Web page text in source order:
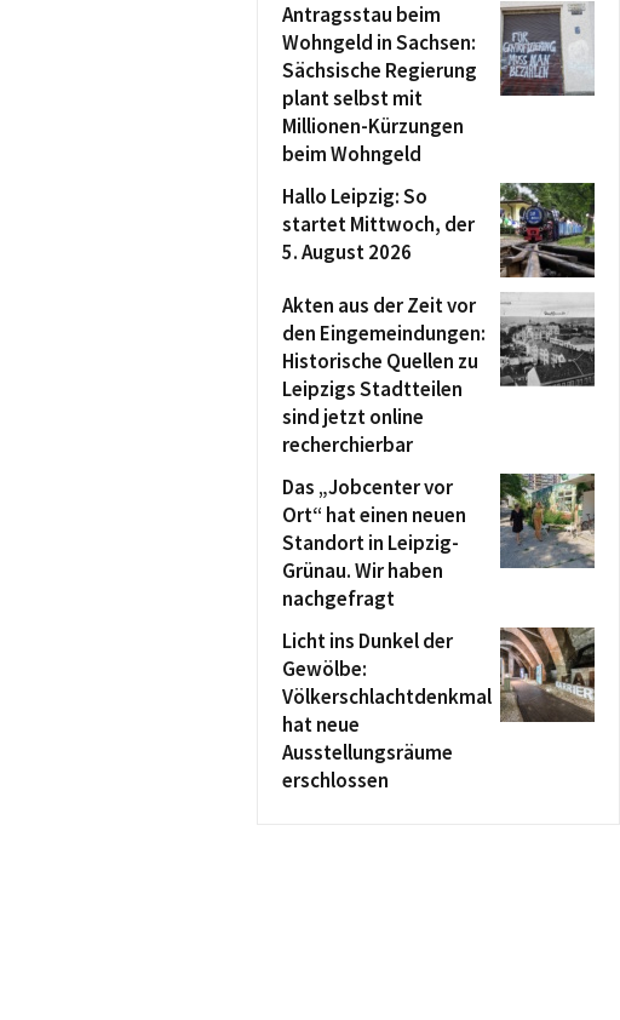
Antragsstau beim
Wohngeld in Sachsen:
Sächsische Regierung
plant selbst mit
Millionen-Kürzungen
beim Wohngeld
Hallo Leipzig: So
startet Mittwoch, der
5. August 2026
Akten aus der Zeit vor
den Eingemeindungen:
Historische Quellen zu
Leipzigs Stadtteilen
sind jetzt online
recherchierbar
Das „Jobcenter vor
Ort“ hat einen neuen
Standort in Leipzig-
Grünau. Wir haben
nachgefragt
Licht ins Dunkel der
Gewölbe:
Völkerschlachtdenkmal
hat neue
Ausstellungsräume
erschlossen